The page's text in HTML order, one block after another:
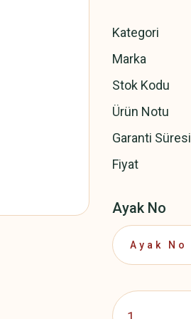
Kategori
Marka
Stok Kodu
Ürün Notu
Garanti Süresi
Fiyat
Ayak No